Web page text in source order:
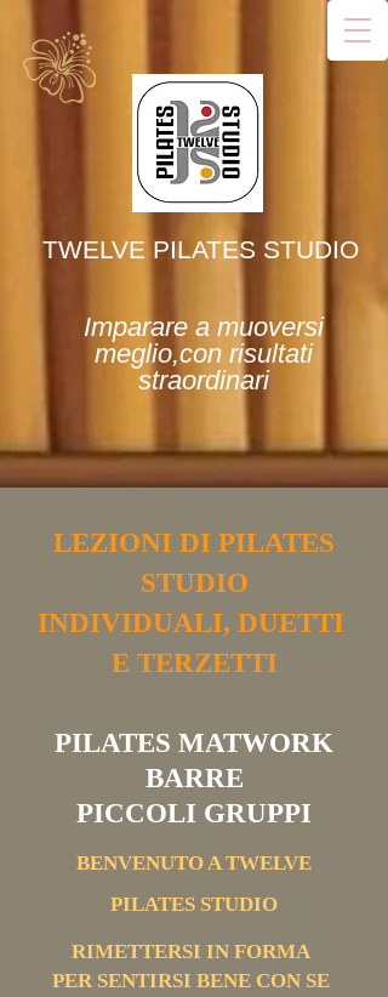
TWELVE PILATES STUDIO
Imparare a muoversi
meglio,con risultati
straordinari
LEZIONI DI PILATES
STUDIO
INDIVIDUALI, DUETTI
E TERZETTI
PILATES MATWORK
BARRE
PICCOLI GRUPPI
BENVENUTO A TWELVE
PILATES STUDIO
RIMETTERSI IN FORMA
PER SENTIRSI BENE CON SE